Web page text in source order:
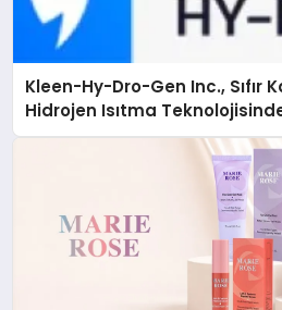
Kleen-Hy-Dro-Gen Inc., Sıfır
Hidrojen Isıtma
Düzenleyici Onaylarını Aldı